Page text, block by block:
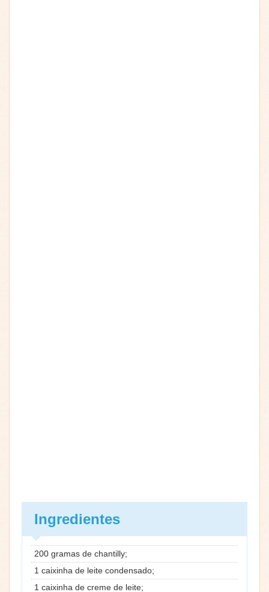
Ingredientes
200 gramas de chantilly;
1 caixinha de leite condensado;
1 caixinha de creme de leite;